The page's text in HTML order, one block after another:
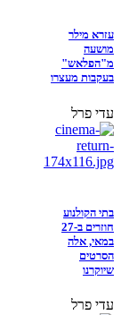
עזרא מילר
מושעה
מ"הפלאש"
בעקבות מעצרו
עדי פרל
בתי הקולנוע
חוזרים ב-27
במאי, אלה
הסרטים
שיוקרנו
עדי פרל